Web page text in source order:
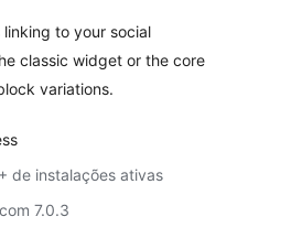
linking to your social
classic widget or the core
variations.
de instalações ativas
7.0.3